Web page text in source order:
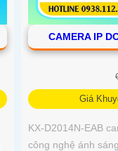
CAMERA IP
Giá
KX-D2014N-EAB
công nghệ ánh